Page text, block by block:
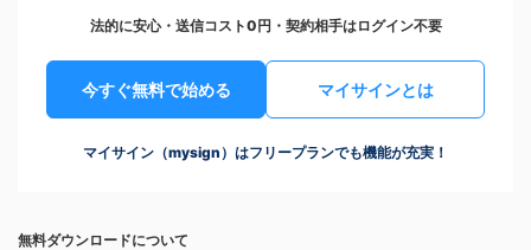
法的に安心・送信コスト0円・契約相手はログイン不要
今すぐ無料で始める マイサインとは
マイサイン（mysign）はフリープランでも機能が充実！
無料ダウンロードについて